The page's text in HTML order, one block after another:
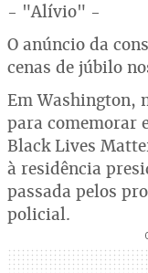
- "Alívio" -
O anúncio da
cenas de júbilo
Em Washington,
para comemorar
Black Lives
à residência
passada pelos
policial.